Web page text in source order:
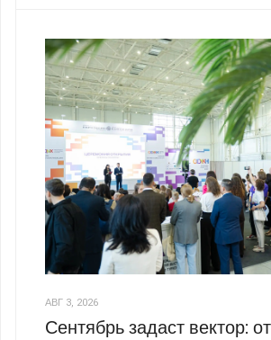
АВГ 3, 2026
Сентябрь задаст вектор: